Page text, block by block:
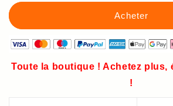
Toute la boutique ! Achetez plus,
!